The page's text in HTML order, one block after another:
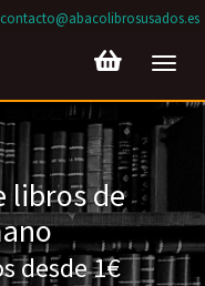
contacto@abacolibrosusados.es
libros de
desde 1€